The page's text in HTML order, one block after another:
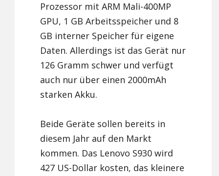
Prozessor mit ARM Mali-400MP
GPU, 1 GB Arbeitsspeicher und 8
GB interner Speicher für eigene
Daten. Allerdings ist das Gerät nur
126 Gramm schwer und verfügt
auch nur über einen 2000mAh
starken Akku.
Beide Geräte sollen bereits in
diesem Jahr auf den Markt
kommen. Das Lenovo S930 wird
427 US-Dollar kosten, das kleinere